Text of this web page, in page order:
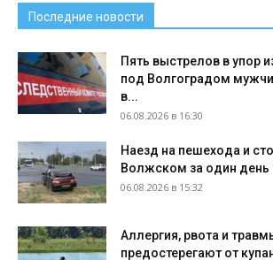
Последние новости
Пять выстрелов в упор
под Волгоградом
в...
06.08.2026 в 16:30
Наезд на пешехода и
Волжском за один
06.08.2026 в 15:32
Аллергия, рвота и
предостерегают от